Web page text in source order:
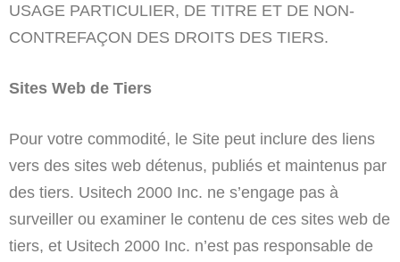
USAGE PARTICULIER, DE TITRE ET DE NON-
CONTREFAÇON DES DROITS DES TIERS.
Sites Web de Tiers
Pour votre commodité, le Site peut inclure des liens
vers des sites web détenus, publiés et maintenus par
des tiers. Usitech 2000 Inc. ne s’engage pas à
surveiller ou examiner le contenu de ces sites web de
tiers, et Usitech 2000 Inc. n’est pas responsable de